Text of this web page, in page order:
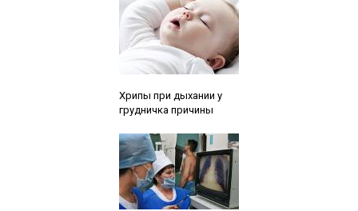
Хрипы при дыхании у
грудничка причины